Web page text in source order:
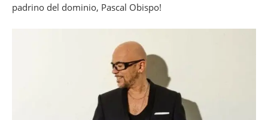
padrino del dominio, Pascal Obispo!